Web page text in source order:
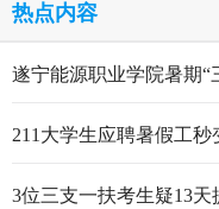
热点内容
遂宁能源职业学院暑期“
211大学生应聘暑假工秒
3位三支一扶考生疑13天